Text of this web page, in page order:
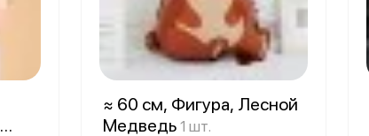
≈ 60 см, Фигура, Лесной
Медведь 1 шт.